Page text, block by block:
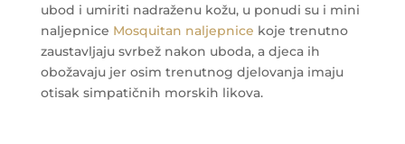
ubod i umiriti nadraženu kožu, u ponudi su i mini
naljepnice Mosquitan naljepnice koje trenutno
zaustavljaju svrbež nakon uboda, a djeca ih
obožavaju jer osim trenutnog djelovanja imaju
otisak simpatičnih morskih likova.